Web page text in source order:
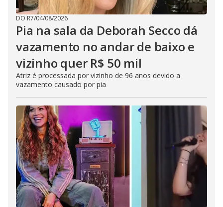
DO R7/04/08/2026
Pia na sala da Deborah Secco dá
vazamento no andar de baixo e
vizinho quer R$ 50 mil
Atriz é processada por vizinho de 96 anos devido a
vazamento causado por pia